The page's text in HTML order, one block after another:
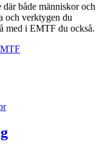
både människor och
och verktygen du
med i EMTF du också.